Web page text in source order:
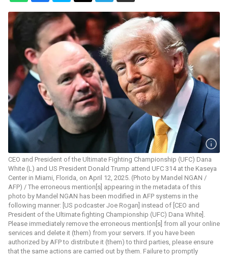
CEO and President of the Ultimate Fighting Championship (UFC) Dana
White (L) and US President Donald Trump attend UFC 314 at the Kaseya
Center in Miami, Florida, on April 12, 2025. (Photo by Mandel NGAN /
AFP) / The erroneous mention[s] appearing in the metadata of this
photo by Mandel NGAN has been modified in AFP systems in the
following manner: [US podcaster Joe Rogan] instead of [CEO and
President of the Ultimate fighting Championship (UFC) Dana White].
Please immediately remove the erroneous mention[s] from all your online
services and delete it (them) from your servers. If you have been
authorized by AFP to distribute it (them) to third parties, please ensure
that the same actions are carried out by them. Failure to promptly